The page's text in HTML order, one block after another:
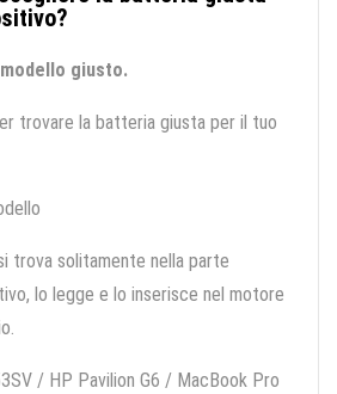
giusto.
trovare la batteria giusta per il tuo
trova solitamente nella parte
lo legge e lo inserisce nel motore
/ HP Pavilion G6 / MacBook Pro